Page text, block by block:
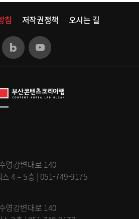
침 저작권정책 오시는 길
영강변대로 140
4 – 5층 | 051-749-9175
영강변대로 140